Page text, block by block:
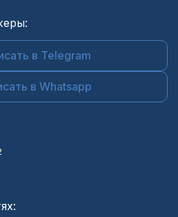
в Telegram
в Whatsapp